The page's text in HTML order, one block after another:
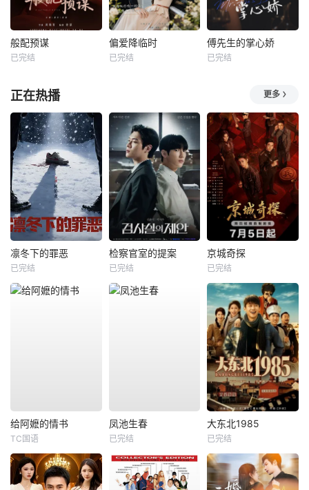
般配预谋
已完结
偏爱降临时
已完结
傅先生的掌心娇
已完结
正在热播 更多
凛冬下的罪恶
已完结
检察官室的提案
已完结
京城奇探
已完结
给阿嬷的情书
TC国语
凤池生春
已完结
大东北1985
已完结